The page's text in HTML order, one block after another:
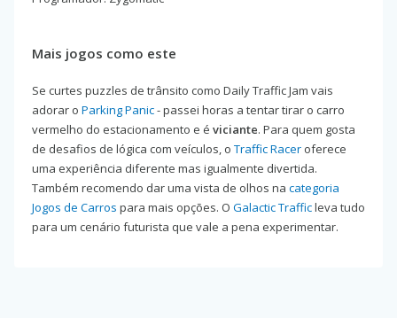
Mais jogos como este
Se curtes puzzles de trânsito como Daily Traffic Jam vais
adorar o Parking Panic- passei horas a tentar tirar o carro
vermelho do estacionamento e é viciante. Para quem gosta
de desafios de lógica com veículos, o Traffic Racer oferece
uma experiência diferente mas igualmente divertida.
Também recomendo dar uma vista de olhos na categoria
Jogos de Carros para mais opções. O Galactic Trafficleva tudo
para um cenário futurista que vale a pena experimentar.